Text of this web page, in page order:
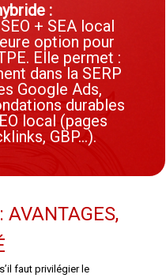
:
+ SEA local
option pour
Elle permet :
dans la SERP
Google Ads,
durables
local (pages
GBP…).
AVANTAGES,
faut privilégier le